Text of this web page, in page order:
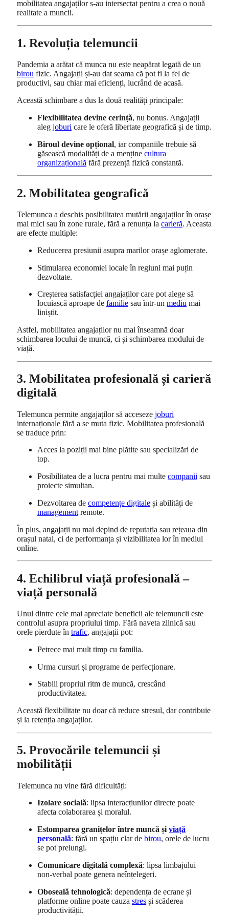
mobilitatea angajaților s-au intersectat pentru a crea o nouă
realitate a muncii.
1. Revoluția telemuncii
Pandemia a arătat că munca nu este neapărat legată de un
birou fizic. Angajații și-au dat seama că pot fi la fel de
productivi, sau chiar mai eficienți, lucrând de acasă.
Această schimbare a dus la două realități principale:
Flexibilitatea devine cerință, nu bonus. Angajații
aleg joburi care le oferă libertate geografică și de timp.
Biroul devine opțional, iar companiile trebuie să
găsească modalități de a menține cultura
organizațională fără prezență fizică constantă.
2. Mobilitatea geografică
Telemunca a deschis posibilitatea mutării angajaților în orașe
mai mici sau în zone rurale, fără a renunța la carieră. Aceasta
are efecte multiple:
Reducerea presiunii asupra marilor orașe aglomerate.
Stimularea economiei locale în regiuni mai puțin
dezvoltate.
Creșterea satisfacției angajaților care pot alege să
locuiască aproape de familie sau într-un mediu mai
liniștit.
Astfel, mobilitatea angajaților nu mai înseamnă doar
schimbarea locului de muncă, ci și schimbarea modului de
viață.
3. Mobilitatea profesională și carieră
digitală
Telemunca permite angajaților să acceseze joburi
internaționale fără a se muta fizic. Mobilitatea profesională
se traduce prin:
Acces la poziții mai bine plătite sau specializări de
top.
Posibilitatea de a lucra pentru mai multe companii sau
proiecte simultan.
Dezvoltarea de competențe digitale și abilități de
management remote.
În plus, angajații nu mai depind de reputația sau rețeaua din
orașul natal, ci de performanța și vizibilitatea lor în mediul
online.
4. Echilibrul viață profesională –
viață personală
Unul dintre cele mai apreciate beneficii ale telemuncii este
controlul asupra propriului timp. Fără naveta zilnică sau
orele pierdute în trafic, angajații pot:
Petrece mai mult timp cu familia.
Urma cursuri și programe de perfecționare.
Stabili propriul ritm de muncă, crescând
productivitatea.
Această flexibilitate nu doar că reduce stresul, dar contribuie
și la retenția angajaților.
5. Provocările telemuncii și
mobilității
Telemunca nu vine fără dificultăți:
Izolare socială: lipsa interacțiunilor directe poate
afecta colaborarea și moralul.
Estomparea granițelor între muncă și viață
personală: fără un spațiu clar de birou, orele de lucru
se pot prelungi.
Comunicare digitală complexă: lipsa limbajului
non-verbal poate genera neînțelegeri.
Oboseală tehnologică: dependența de ecrane și
platforme online poate cauza stres și scăderea
productivității.